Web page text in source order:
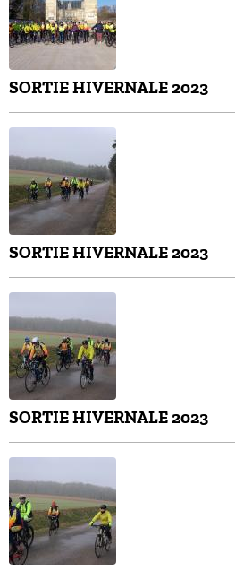
SORTIE HIVERNALE 2023
SORTIE HIVERNALE 2023
SORTIE HIVERNALE 2023